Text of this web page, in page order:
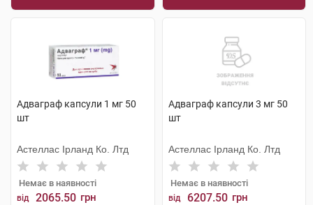
Адваграф капсули 1 мг 50
шт
Астеллас Ірланд Ко. Лтд
Немає в наявності
від 2065.50 грн
Адваграф капсули 3 мг 50
шт
Астеллас Ірланд Ко. Лтд
Немає в наявності
від 6207.50 грн